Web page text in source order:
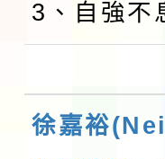
3、自強不
徐嘉裕